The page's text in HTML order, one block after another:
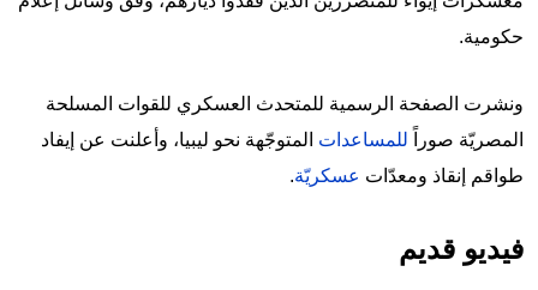
حكومية.
ونشرت الصفحة الرسمية للمتحدث العسكري للقوات المسلحة
المصريّة صوراً للمساعدات المتوجّهة نحو ليبيا، وأعلنت عن إيفاد
طواقم إنقاذ ومعدّات عسكريّة.
فيديو قديم